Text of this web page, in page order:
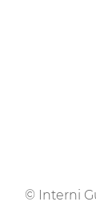
© Interni